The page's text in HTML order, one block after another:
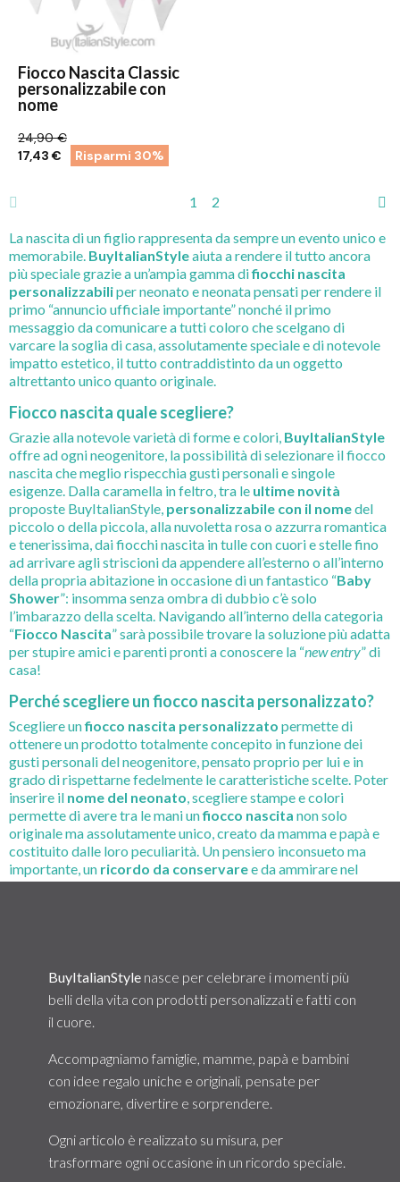
Fiocco Nascita Classic
personalizzabile con
nome
24,90 €
17,43 €
Risparmi 30%
1 2
La nascita di un figlio rappresenta da sempre un evento unico e
memorabile. BuyItalianStyleaiuta a rendere il tutto ancora
più speciale grazie a un’ampia gamma difiocchi nascita
personalizzabiliper neonato e neonata pensati per rendere il
primo “annuncio ufficiale importante” nonché il primo
messaggio da comunicare a tutti coloro che scelgano di
varcare la soglia di casa, assolutamente speciale e di notevole
impatto estetico, il tutto contraddistinto da un oggetto
altrettanto unico quanto originale.
Fiocco nascita quale scegliere?
Grazie alla notevole varietà di forme e colori, BuyItalianStyle
offre ad ogni neogenitore, la possibilità di selezionare il fiocco
nascita che meglio rispecchia gusti personali e singole
esigenze. Dalla caramella in feltro, tra le ultime novità
proposte BuyItalianStyle, personalizzabile con il nomedel
piccolo o della piccola, alla nuvoletta rosa o azzurra romantica
e tenerissima, dai fiocchi nascita in tulle con cuori e stelle fino
ad arrivare agli striscioni da appendere all’esterno o all’interno
della propria abitazione in occasione di un fantastico “Baby
Shower”: insomma senza ombra di dubbio c’è solo
l’imbarazzo della scelta. Navigando all’interno della categoria
“Fiocco Nascita” sarà possibile trovare la soluzione più adatta
per stupire amici e parenti pronti a conoscere la “new entry” di
casa!
Perché scegliere un fiocco nascita personalizzato?
Scegliere unfiocco nascita personalizzato permette di
ottenere un prodotto totalmente concepito in funzione dei
gusti personali del neogenitore, pensato proprio per lui e in
grado di rispettarne fedelmente le caratteristiche scelte. Poter
inserire il nome del neonato, scegliere stampe e colori
permette di avere tra le mani unfiocco nascita non solo
originale ma assolutamente unico, creato da mamma e papà e
costituito dalle loro peculiarità. Un pensiero inconsueto ma
importante, un ricordo da conservaree da ammirare nel
corso degli anni, perfetto per mantenere sempre vivo, l’evento
BuyItalianStyle nasce per celebrare i momenti più
belli della vita con prodotti personalizzati e fatti con
il cuore.
Accompagniamo famiglie, mamme, papà e bambini
con idee regalo uniche e originali, pensate per
emozionare, divertire e sorprendere.
Ogni articolo è realizzato su misura, per
trasformare ogni occasione in un ricordo speciale.